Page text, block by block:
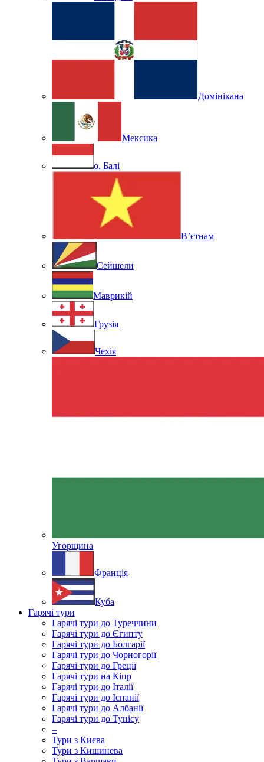
Домінікана
Мексика
о. Балі
В’єтнам
Сейшели
Маврикій
Грузія
Чехія
Угорщина
Франція
Куба
Гарячі тури
Гарячі тури до Туреччини
Гарячі тури до Єгипту
Гарячі тури до Болгарії
Гарячі тури до Чорногорії
Гарячі тури до Греції
Гарячі тури на Кіпр
Гарячі тури до Італії
Гарячі тури до Іспанії
Гарячі тури до Албанії
Гарячі тури до Тунісу
–
Тури з Києва
Тури з Кишинева